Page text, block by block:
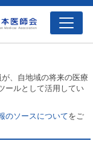
、自地域の将来の医療
ールとして活用してい
のソースについてをご